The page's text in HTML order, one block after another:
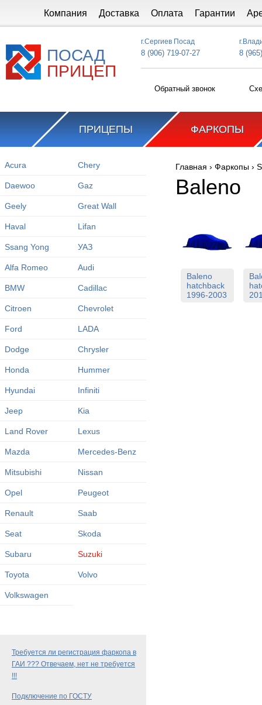
Компания Доставка Оплата Гарантии
ПОСАД
ПРИЦЕП
г.Сергиев Посад
8 (906) 719-07-27 8
Обратный звонок
ПРИЦЕПЫ ФАРКОПЫ
Acura Chery
Daewoo Gaz
Geely Great Wall
Haval Lifan
Ssang Yong УАЗ
Alfa Romeo Audi
BMW Cadillac
Citroen Chevrolet
Ford LADA
Dodge Chrysler
Honda Hummer
Hyundai Infiniti
Jeep Kia
Land Rover Lexus
Mazda Mercedes-Benz
Mitsubishi Nissan
Opel Peugeot
Renault Saab
Seat Skoda
Subaru Suzuki
Toyota Volvo
Volkswagen
Требуется ли регистрация фаркопа в
ГАИ ??? Отвечаем, нет не требуется
!!!
Подключение по ГОСТУ
Вы здесь
Главная › Фаркопы ›
Baleno
Baleno
hatchback
1996-2003